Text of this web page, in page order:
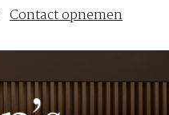
Contact opnemen